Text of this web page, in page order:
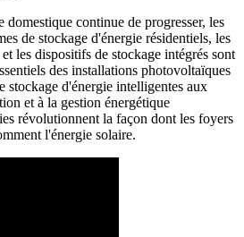
continue de progresser, les
de stockage d'énergie résidentiels, les
les dispositifs de stockage intégrés sont
des installations photovoltaïques
stockage d'énergie intelligentes aux
et à la gestion énergétique
révolutionnent la façon dont les foyers
l'énergie solaire.